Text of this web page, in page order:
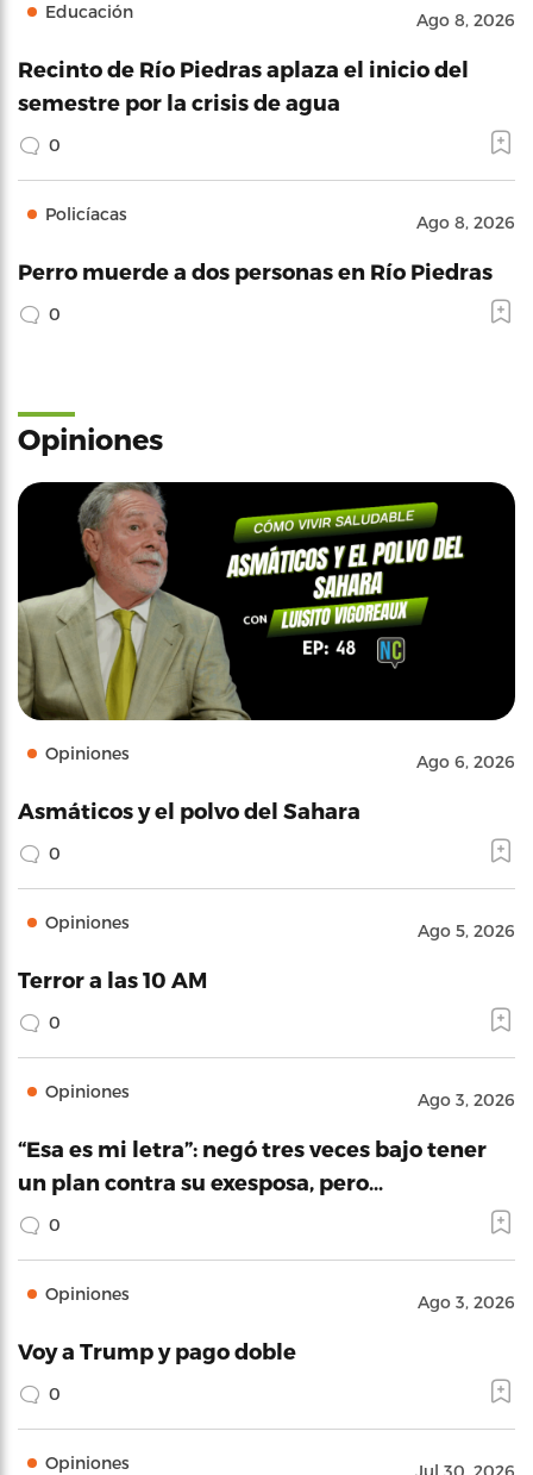
Educación Ago 8, 2026
Recinto de Río Piedras aplaza el inicio del
semestre por la crisis de agua
0
Policíacas Ago 8, 2026
Perro muerde a dos personas en Río Piedras
0
Opiniones
Opiniones Ago 6, 2026
Asmáticos y el polvo del Sahara
0
Opiniones Ago 5, 2026
Terror a las 10 AM
0
Opiniones Ago 3, 2026
“Esa es mi letra”: negó tres veces bajo tener
un plan contra su exesposa, pero…
0
Opiniones Ago 3, 2026
Voy a Trump y pago doble
0
Opiniones Jul 30, 2026